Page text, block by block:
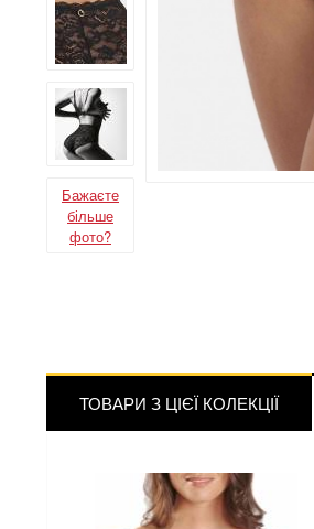
Бажаєте
більше
фото?
ТОВАРИ З ЦІЄЇ КОЛЕКЦІЇ